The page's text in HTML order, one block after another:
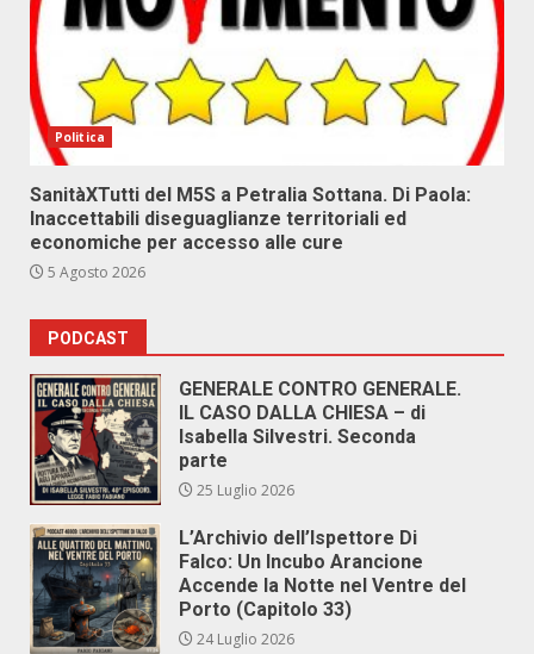
Politica
SanitàXTutti del M5S a Petralia Sottana. Di Paola:
Inaccettabili diseguaglianze territoriali ed
economiche per accesso alle cure
5 Agosto 2026
PODCAST
GENERALE CONTRO GENERALE.
IL CASO DALLA CHIESA – di
Isabella Silvestri. Seconda
parte
25 Luglio 2026
L’Archivio dell’Ispettore Di
Falco: Un Incubo Arancione
Accende la Notte nel Ventre del
Porto (Capitolo 33)
24 Luglio 2026